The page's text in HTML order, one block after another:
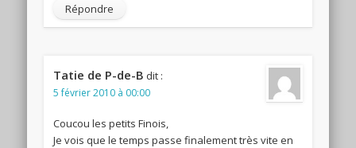
Répondre
Tatie de P-de-B dit :
5 février 2010 à 00:00
Coucou les petits Finois,
Je vois que le temps passe finalement très vite en